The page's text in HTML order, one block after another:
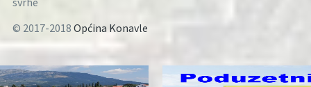
© 2017-2018 Općina Konavle